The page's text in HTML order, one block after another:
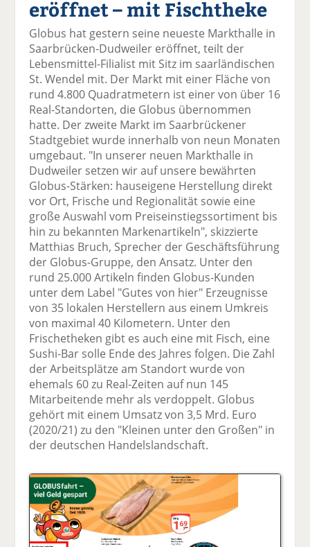
el
a
uf
F
ac
e
b
o
o
k
te
il
e
n
el
t
wi
tt
er
n
el
a
uf
Li
n
k
e
di
n
te
il
e
n
el
p
er
m
ai
l
se
d
e
n
el
ru
e
n
eröffnet – mit Fischtheke
Globus hat gestern seine neueste Markthalle in
Saarbrücken-Dudweiler eröffnet, teilt der
Lebensmittel-Filialist mit Sitz im saarländischen
St. Wendel mit. Der Markt mit einer Fläche von
rund 4.800 Quadratmetern ist einer von über 16
Real-Standorten, die Globus übernommen
hatte. Der zweite Markt im Saarbrückener
Stadtgebiet wurde innerhalb von neun Monaten
umgebaut. "In unserer neuen Markthalle in
Dudweiler setzen wir auf unsere bewährten
Globus-Stärken: hauseigene Herstellung direkt
vor Ort, Frische und Regionalität sowie eine
große Auswahl vom Preiseinstiegssortiment bis
hin zu bekannten Markenartikeln", skizzierte
Matthias Bruch, Sprecher der Geschäftsführung
der Globus-Gruppe, den Ansatz. Unter den
rund 25.000 Artikeln finden Globus-Kunden
unter dem Label "Gutes von hier" Erzeugnisse
von 35 lokalen Herstellern aus einem Umkreis
von maximal 40 Kilometern. Unter den
Frischetheken gibt es auch eine mit Fisch, eine
Sushi-Bar solle Ende des Jahres folgen. Die Zahl
der Arbeitsplätze am Standort wurde von
ehemals 60 zu Real-Zeiten auf nun 145
Mitarbeitende mehr als verdoppelt. Globus
gehört mit einem Umsatz von 3,5 Mrd. Euro
(2020/21) zu den "Kleinen unter den Großen" in
der deutschen Handelslandschaft.